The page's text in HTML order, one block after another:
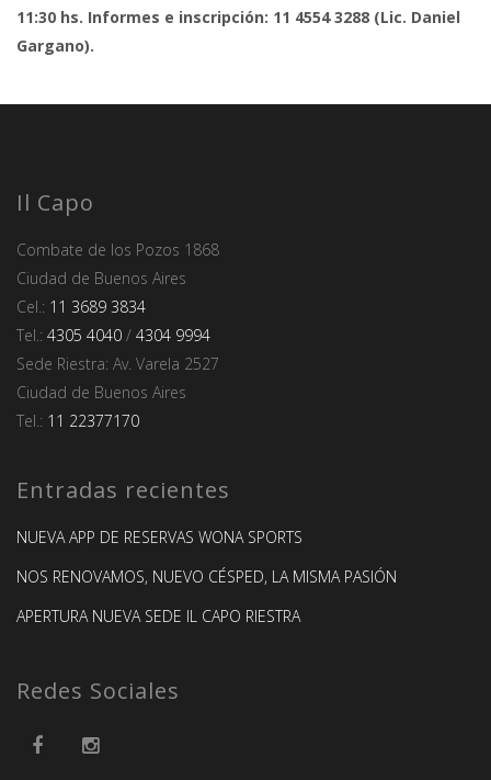
11:30 hs. Informes e inscripción: 11 4554 3288 (Lic. Daniel
Gargano).
Il Capo
Combate de los Pozos 1868
Ciudad de Buenos Aires
Cel.: 11 3689 3834
Tel.: 4305 4040 / 4304 9994
Sede Riestra: Av. Varela 2527
Ciudad de Buenos Aires
Tel.: 11 22377170
Entradas recientes
NUEVA APP DE RESERVAS WONA SPORTS
NOS RENOVAMOS, NUEVO CÉSPED, LA MISMA PASIÓN
APERTURA NUEVA SEDE IL CAPO RIESTRA
Redes Sociales